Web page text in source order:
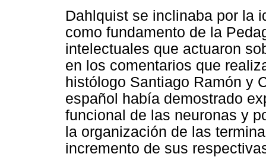
Dahlquist se inclinaba por la
como fundamento de la
intelectuales que actuaron
en los comentarios que
histólogo Santiago Ramón y
español había demostrado
funcional de las neuronas y
la organización de las
incremento de sus